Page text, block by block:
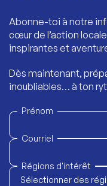
Abonne-toi à notre
cœur de l’action
inspirantes et
Dès maintenant,
inoubliables… à ton
Prénom
Courriel
Régions d'intérêt
Sélectionner des